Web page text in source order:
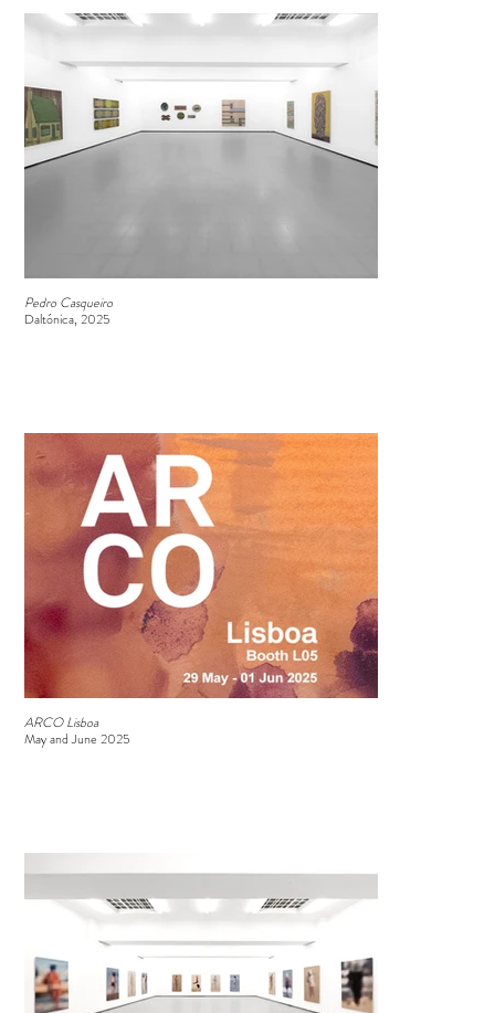
Pedro Casqueiro
Daltónica, 2025
ARCO Lisboa
May and June 2025